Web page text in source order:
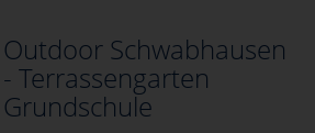
Outdoor Schwabhausen
- Terrassengarten
Grundschule